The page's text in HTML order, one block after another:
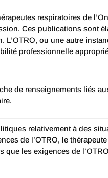
respiratoires de
Ces publications sont
ou une autre
professionnelle
de renseignements liés
relativement à des
de l’OTRO, le
les exigences de